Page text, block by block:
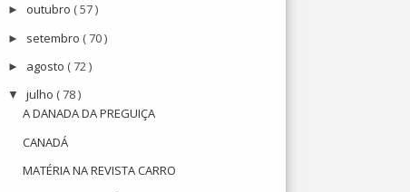
► outubro ( 57 )
► setembro ( 70 )
► agosto ( 72 )
▼julho ( 78 )
A DANADA DA PREGUIÇA
CANADÁ
MATÉRIA NA REVISTA CARRO